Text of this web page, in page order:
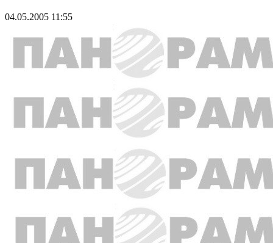
04.05.2005 11:55